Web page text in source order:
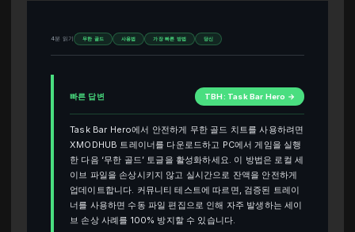
4분 읽기 무한 골드 사용법 가장 빠른 방법 당신
빠른 답변 TBH: Task Bar Hero →
Task Bar Hero에서 안전하게 무한 골드 치트를 사용하려면
XMODHUB 트레이너를 다운로드하고 PC에서 게임을 실행
한 다음 ‘무한 골드’ 토글을 활성화하세요. 이 방법은 로컬 세
이브 파일을 손상시키지 않고 실시간으로 잔액을 안전하게
업데이트합니다. 커뮤니티 테스트에 따르면, 검증된 트레이
너를 사용하면 수동 파일 편집으로 인해 자주 발생하는 세이
브 손상 사례를 100% 방지할 수 있습니다.